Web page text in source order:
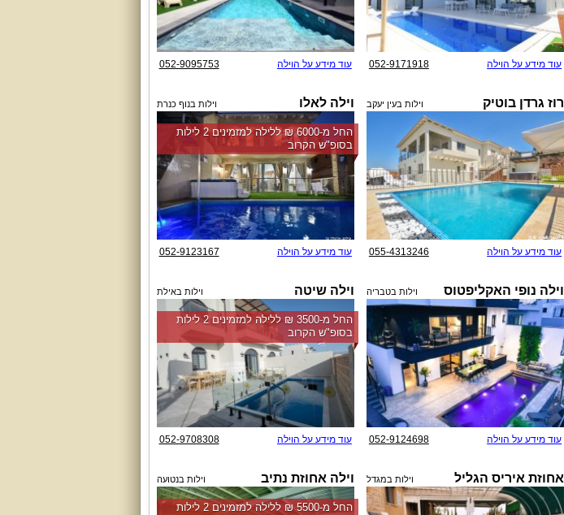
עוד מידע על הוילה 052-9171918 עוד מידע על הוילה 052-9095753
רוז גרדן בוטיק וילות בעין יעקב
עוד מידע על הוילה 055-4313246
וילה לאלו וילות בנוף כנרת
החל מ-‏6000 ₪ ללילה למזמינים 2 לילות
בסופ"ש הקרוב
עוד מידע על הוילה 052-9123167
וילה נופי האקליפטוס וילות בטבריה
עוד מידע על הוילה 052-9124698
וילה שיטה וילות באילת
החל מ-‏3500 ₪ ללילה למזמינים 2 לילות
בסופ"ש הקרוב
עוד מידע על הוילה 052-9708308
אחוזת איריס הגליל וילות במגדל וילה אחוזת נתיב וילות בנטועה
החל מ-‏5500 ₪ ללילה למזמינים 2 לילות